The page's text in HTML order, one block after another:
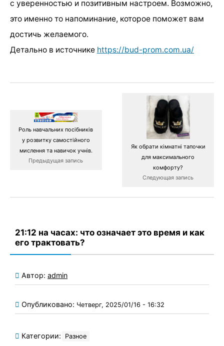
с уверенностью и позитивным настроем. Возможно,
это именно то напоминание, которое поможет вам
достичь желаемого.
Детально в источнике https://bud-prom.com.ua/
Роль навчальних посібників
у розвитку самостійного
мислення та навичок учнів.
Предыдущая запись
Як обрати кімнатні тапочки
для максимального
комфорту?
Следующая запись
21:12 на часах: что означает это время и как
его трактовать?
Автор: admin
Опубликовано: Четверг, 2025/01/16 - 16:32
Категории: Разное